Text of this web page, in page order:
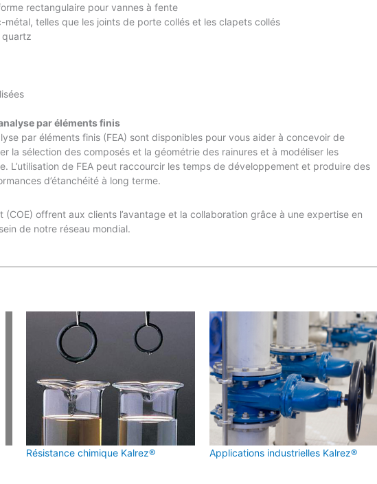
rectangulaire pour vannes à fente
métal, telles que les joints de porte collés et les clapets collés
quartz
par éléments finis
par éléments finis (FEA) sont disponibles pour vous aider à concevoir de
la sélection des composés et la géométrie des rainures et à modéliser les
L’utilisation de FEA peut raccourcir les temps de développement et produire des
d’étanchéité à long terme.
(COE) offrent aux clients l’avantage et la collaboration grâce à une expertise en
de notre réseau mondial.
Résistance chimique Kalrez® Applications industrielles Kalrez®